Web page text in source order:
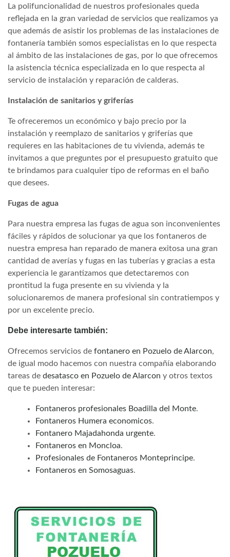
La polifuncionalidad de nuestros profesionales queda
reflejada en la gran variedad de servicios que realizamos ya
que además de asistir los problemas de las instalaciones de
fontanería también somos especialistas en lo que respecta
al ámbito de las instalaciones de gas, por lo que ofrecemos
la asistencia técnica especializada en lo que respecta al
servicio de instalación y reparación de calderas.
Instalación de sanitarios y griferías
Te ofreceremos un económico y bajo precio por la
instalación y reemplazo de sanitarios y griferías que
requieres en las habitaciones de tu vivienda, además te
invitamos a que preguntes por el presupuesto gratuito que
te brindamos para cualquier tipo de reformas en el baño
que desees.
Fugas de agua
Para nuestra empresa las fugas de agua son inconvenientes
fáciles y rápidos de solucionar ya que los fontaneros de
nuestra empresa han reparado de manera exitosa una gran
cantidad de averías y fugas en las tuberías y gracias a esta
experiencia le garantizamos que detectaremos con
prontitud la fuga presente en su vivienda y la
solucionaremos de manera profesional sin contratiempos y
por un excelente precio.
Debe interesarte también:
Ofrecemos servicios de fontanero en Pozuelo de Alarcon,
de igual modo hacemos con nuestra compañía elaborando
tareas de desatasco en Pozuelo de Alarcon y otros textos
que te pueden interesar:
Fontaneros profesionales Boadilla del Monte.
Fontaneros Humera economicos.
Fontanero Majadahonda urgente.
Fontaneros en Moncloa.
Profesionales de Fontaneros Monteprincipe.
Fontaneros en Somosaguas.